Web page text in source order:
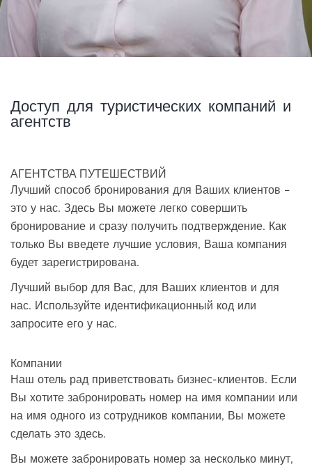
Доступ для туристических компаний и
агентств
АГЕНТСТВА ПУТЕШЕСТВИЙ
Лучший способ бронирования для Ваших клиентов –
это у нас. Здесь Вы можете легко совершить
бронирование и сразу получить подтверждение. Как
только Вы введете лучшие условия, Ваша компания
будет зарегистрирована.
Лучший выбор для Вас, для Ваших клиентов и для
нас. Используйте идентификационный код или
запросите его у нас.
Компании
Наш отель рад приветствовать бизнес-клиентов. Если
Вы хотите забронировать номер на имя компании или
на имя одного из сотрудников компании, Вы можете
сделать это здесь.
Вы можете забронировать номер за несколько минут,